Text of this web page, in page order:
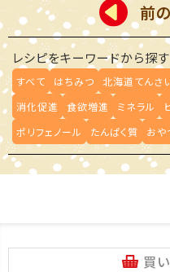
前
レシピをキーワードから探す
すべて はちみつ 北海道てんさ
消化促進
食欲増進 ミネラル
ポリフェノール
たんぱく質 おや
買